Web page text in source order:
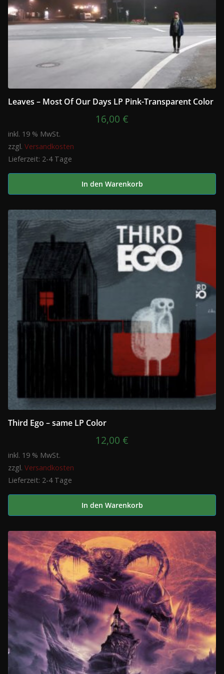
Leaves – Most Of Our Days LP Pink-Transparent Color
16,00 €
inkl. 19 % MwSt.
zzgl. Versandkosten
Lieferzeit: 2-4 Tage
In den Warenkorb
Third Ego – same LP Color
12,00 €
inkl. 19 % MwSt.
zzgl. Versandkosten
Lieferzeit: 2-4 Tage
In den Warenkorb